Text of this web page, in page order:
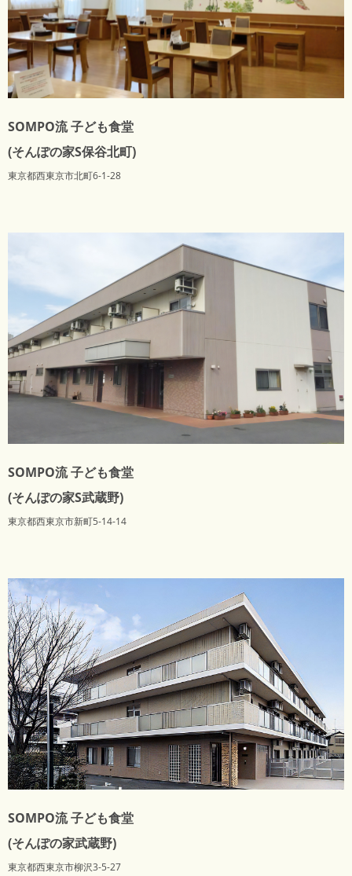
SOMPO流 子ども食堂
(そんぽの家S保谷北町)
東京都西東京市北町6-1-28
SOMPO流 子ども食堂
(そんぽの家S武蔵野)
東京都西東京市新町5-14-14
SOMPO流 子ども食堂
(そんぽの家武蔵野)
東京都西東京市柳沢3-5-27